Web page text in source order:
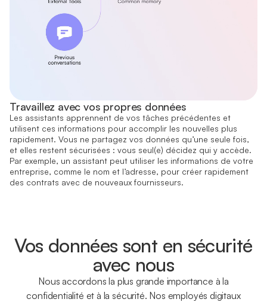
Travaillez avec vos propres données
Les assistants apprennent de vos tâches précédentes et
utilisent ces informations pour accomplir les nouvelles plus
rapidement. Vous ne partagez vos données qu’une seule fois,
et elles restent sécurisées : vous seul(e) décidez qui y accède.
Par exemple, un assistant peut utiliser les informations de votre
entreprise, comme le nom et l’adresse, pour créer rapidement
des contrats avec de nouveaux fournisseurs.
Vos données sont en sécurité
avec nous
Nous accordons la plus grande importance à la
confidentialité et à la sécurité. Nos employés digitaux